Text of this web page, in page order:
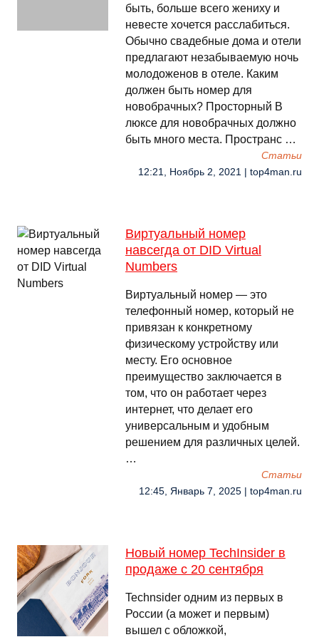
быть, больше всего жениху и
невесте хочется расслабиться.
Обычно свадебные дома и отели
предлагают незабываемую ночь
молодоженов в отеле. Каким
должен быть номер для
новобрачных? Просторный В
люксе для новобрачных должно
быть много места. Пространс …
Cтатьи
12:21, Ноябрь 2, 2021 | top4man.ru
Виртуальный номер
навсегда от DID Virtual
Numbers
Виртуальный номер — это
телефонный номер, который не
привязан к конкретному
физическому устройству или
месту. Его основное
преимущество заключается в
том, что он работает через
интернет, что делает его
универсальным и удобным
решением для различных целей.
…
Cтатьи
12:45, Январь 7, 2025 | top4man.ru
Новый номер TechInsider в
продаже с 20 сентября
Technsider одним из первых в
России (а может и первым)
вышел с обложкой,